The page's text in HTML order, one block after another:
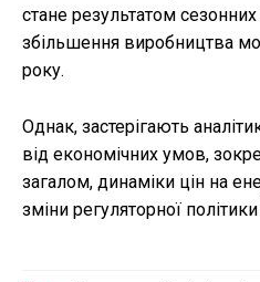
стане результатом
збільшення виробництва
року.
Однак, застерігають
від економічних умов,
загалом, динаміки цін на
зміни регуляторної